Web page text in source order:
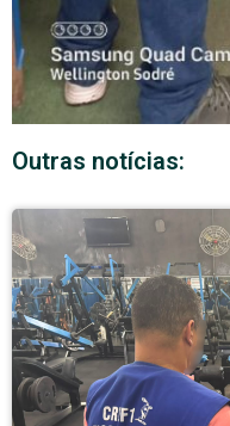
Outras notícias: